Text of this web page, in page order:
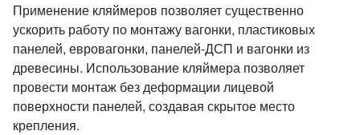
Применение кляймеров позволяет существенно
ускорить работу по монтажу вагонки, пластиковых
панелей, евровагонки, панелей-ДСП и вагонки из
древесины. Использование кляймера позволяет
провести монтаж без деформации лицевой
поверхности панелей, создавая скрытое место
крепления.